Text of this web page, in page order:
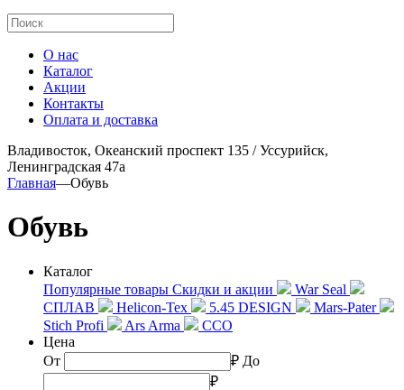
О нас
Каталог
Акции
Контакты
Оплата и доставка
Владивосток, Океанский проспект 135 / Уссурийск,
Ленинградская 47а
Главная—Обувь
Обувь
Каталог
Популярные товары Скидки и акции
War Seal
СПЛАВ
Helicon-Tex 5.45 DESIGN
Mars-Pater
Stich Profi
Ars Arma
ССО
Цена
От
₽ До
₽